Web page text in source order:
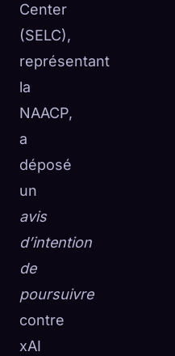
Center
(SELC),
représentant
la
NAACP,
a
déposé
un
avis
d’intention
de
poursuivre
contre
xAI